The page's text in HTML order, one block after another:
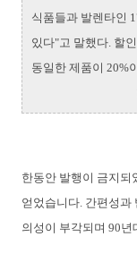
식품들과 발렌타인
있다"고 말했다. 할
동일한 제품이 20%
한동안 발행이 금지되
얻었습니다. 간편성과
의성이 부각되며 90년